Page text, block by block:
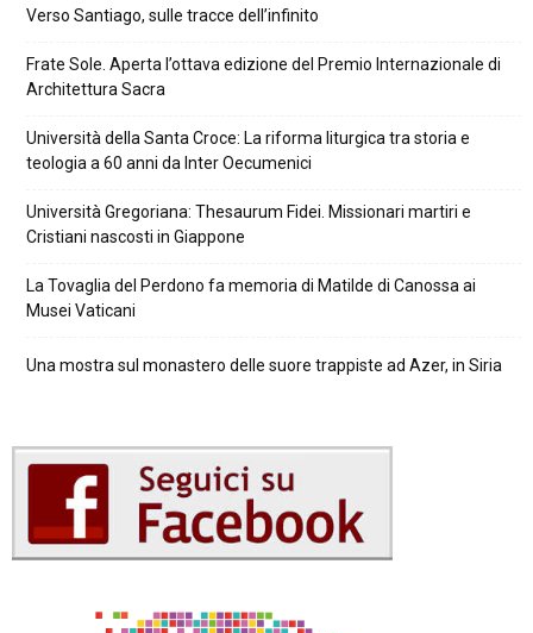
Verso Santiago, sulle tracce dell’infinito
Frate Sole. Aperta l’ottava edizione del Premio Internazionale di
Architettura Sacra
Università della Santa Croce: La riforma liturgica tra storia e
teologia a 60 anni da Inter Oecumenici
Università Gregoriana: Thesaurum Fidei. Missionari martiri e
Cristiani nascosti in Giappone
La Tovaglia del Perdono fa memoria di Matilde di Canossa ai
Musei Vaticani
Una mostra sul monastero delle suore trappiste ad Azer, in Siria